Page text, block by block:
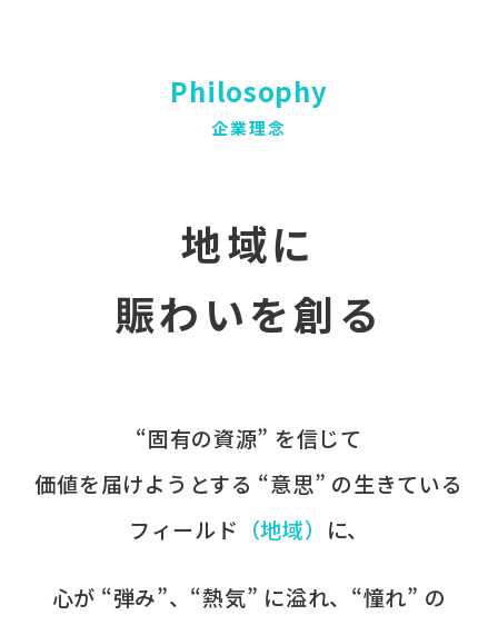
Philosophy
企業理念
地域に
賑わいを創る
“固有の​資源” を​信じて
価値を​届けようとする​ “意思” の​生きている
フィールド ​（地域） に、​
心が​ “弾み”、​“熱気” に​溢れ、​“憧れ” の​